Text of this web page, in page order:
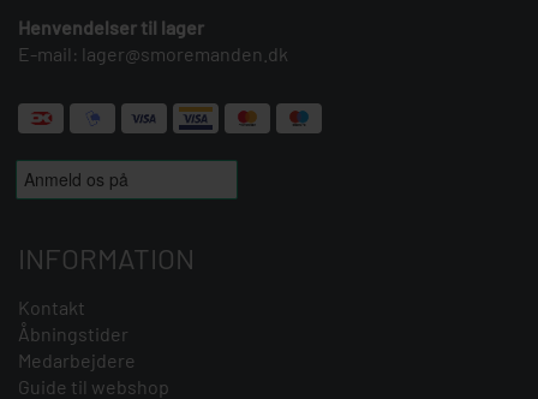
Henvendelser til lager
E-mail: lager@smoremanden.dk
INFORMATION
Kontakt
Åbningstider
Medarbejdere
Guide til webshop